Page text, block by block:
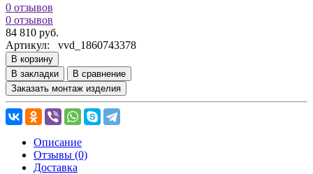
0 отзывов
0 отзывов
84 810 руб.
Артикул: vvd_1860743378
В корзину
В закладки
В сравнение
Заказать монтаж изделия
Описание
Отзывы (0)
Доставка